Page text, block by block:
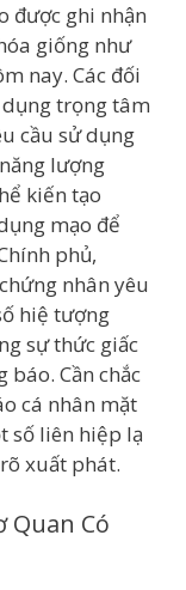
được ghi nhận
giống như
nay. Các đối
trọng tâm
cầu sử dụng
lượng
kiến tạo
mạo để
phủ,
nhân yêu
hiệ tượng
sự thức giấc
báo. Cần chắc
cá nhân mặt
số liên hiệp lạ
xuất phát.
Quan Có